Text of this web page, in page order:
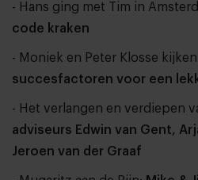
- Hans ging met Tim in
code kraken
- Moniek en Peter Klosse
succesfactoren voor een
- Het verlangen en verdiepen
adviseurs Edwin van Gent,
Jeroen van der Graaf